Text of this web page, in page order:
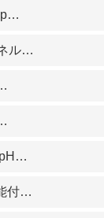
…
ル…
…
付…